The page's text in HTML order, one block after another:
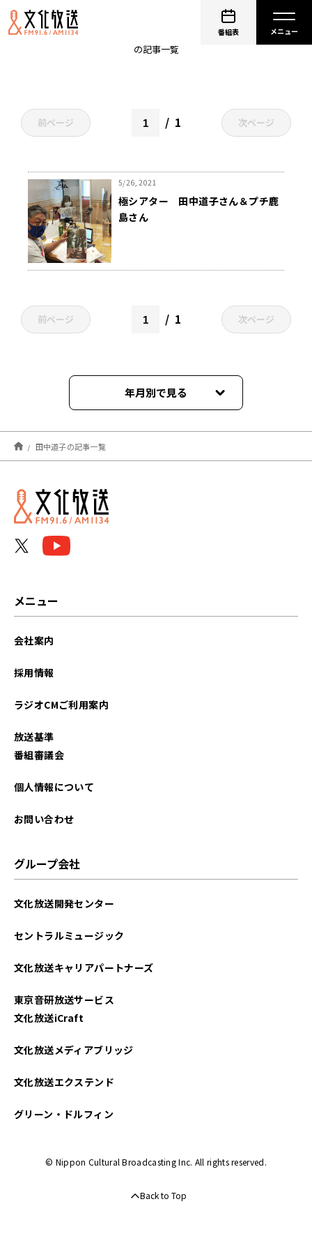
番組表
の記事一覧
前ページ 1 次ページ
5/26, 2021
極シアター 田中道子さん＆プチ鹿
島さん
前ページ 1 次ページ
年月別で見る
2021年05月
田中道子の記事一覧
メニュー
会社案内
採用情報
ラジオCMご利用案内
放送基準
番組審議会
個人情報について
お問い合わせ
グループ会社
文化放送開発センター
セントラルミュージック
文化放送キャリアパートナーズ
東京音研放送サービス
文化放送iCraft
文化放送メディアブリッジ
文化放送エクステンド
グリーン・ドルフィン
© Nippon Cultural Broadcasting Inc. All rights reserved.
Back to Top